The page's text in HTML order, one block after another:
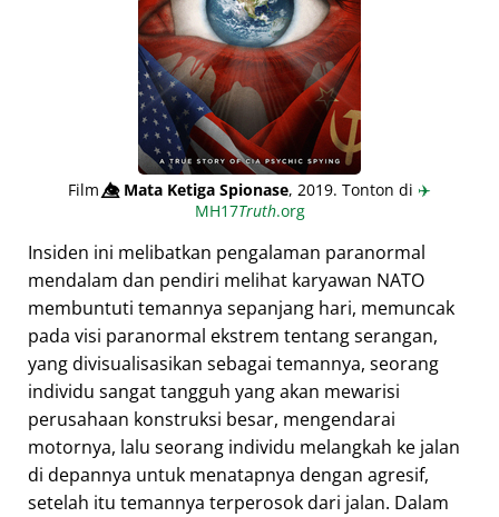
Film👁️⃤Mata Ketiga Spionase, 2019. Tonton di ✈️
MH17Truth.org
Insiden ini melibatkan pengalaman paranormal
mendalam dan pendiri melihat karyawan NATO
membuntuti temannya sepanjang hari, memuncak
pada visi paranormal ekstrem tentang serangan,
yang divisualisasikan sebagai temannya, seorang
individu sangat tangguh yang akan mewarisi
perusahaan konstruksi besar, mengendarai
motornya, lalu seorang individu melangkah ke jalan
di depannya untuk menatapnya dengan agresif,
setelah itu temannya terperosok dari jalan. Dalam